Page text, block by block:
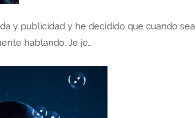
y publicidad y he decidido que cuando sea
hablando. Je je…